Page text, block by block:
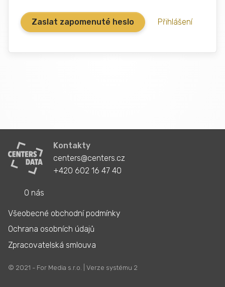
Přihlášení
Kontakty
centers@centers.cz
+420 602 16 47 40
O nás
Všeobecné obchodní podmínky
Ochrana osobních údajů
Zpracovatelská smlouva
© 2021 - For Media s.r.o. | Verze systému 2